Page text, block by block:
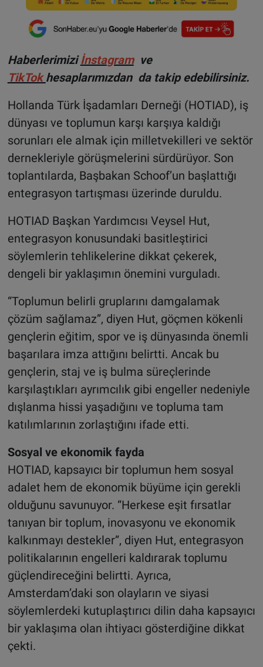
Haberlerimizi İnstagram ve
TikTokhesaplarımızdan da takip edebilirsiniz.
Hollanda Türk İşadamları Derneği (HOTIAD), iş
dünyası ve toplumun karşı karşıya kaldığı
sorunları ele almak için milletvekilleri ve sektör
dernekleriyle görüşmelerini sürdürüyor. Son
toplantılarda, Başbakan Schoof’un başlattığı
entegrasyon tartışması üzerinde duruldu.
HOTIAD Başkan Yardımcısı Veysel Hut,
entegrasyon konusundaki basitleştirici
söylemlerin tehlikelerine dikkat çekerek,
dengeli bir yaklaşımın önemini vurguladı.
“Toplumun belirli gruplarını damgalamak
çözüm sağlamaz”, diyen Hut, göçmen kökenli
gençlerin eğitim, spor ve iş dünyasında önemli
başarılara imza attığını belirtti. Ancak bu
gençlerin, staj ve iş bulma süreçlerinde
karşılaştıkları ayrımcılık gibi engeller nedeniyle
dışlanma hissi yaşadığını ve topluma tam
katılımlarının zorlaştığını ifade etti.
Sosyal ve ekonomik fayda
HOTIAD, kapsayıcı bir toplumun hem sosyal
adalet hem de ekonomik büyüme için gerekli
olduğunu savunuyor. “Herkese eşit fırsatlar
tanıyan bir toplum, inovasyonu ve ekonomik
kalkınmayı destekler”, diyen Hut, entegrasyon
politikalarının engelleri kaldırarak toplumu
güçlendireceğini belirtti. Ayrıca,
Amsterdam’daki son olayların ve siyasi
söylemlerdeki kutuplaştırıcı dilin daha kapsayıcı
bir yaklaşıma olan ihtiyacı gösterdiğine dikkat
çekti.